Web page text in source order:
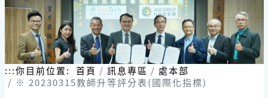
:::你目前位置: 首頁 訊息專區
處本部
※ 20230315教師升等評分表(國際化指標)